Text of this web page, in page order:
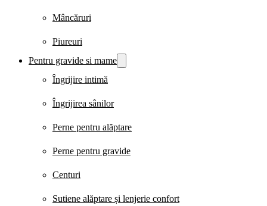
Mâncăruri
Piureuri
Pentru gravide si mame
Îngrijire intimă
Îngrijirea sânilor
Perne pentru alăptare
Perne pentru gravide
Centuri
Sutiene alăptare și lenjerie confort